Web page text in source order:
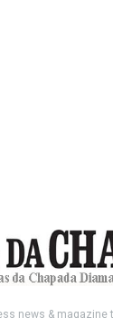
news & magazine